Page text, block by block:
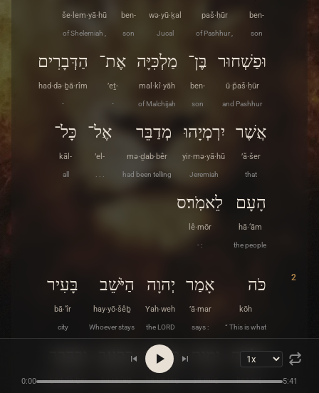
ben-
son
paš·ḥūr
of Pashhur ,
wə·yū·ḵal
Jucal
ben-
son
še·lem·yā·hū
of Shelemiah ,
וּפַשְׁחוּר
ū·p̄aš·ḥūr
and Pashhur
בֶּן־
ben-
son
מַלְכִּיָּה
mal·kî·yāh
of Malchijah
אֶת־
’eṯ-
-
הַדְּבָרִים
had·də·ḇā·rîm
-
אֲשֶׁר
’ă·šer
that
יִרְמְיָהוּ
yir·mə·yā·hū
Jeremiah
מְדַבֵּר
mə·ḏab·bêr
had been telling
אֶל־
’el-
. . .
כָּל־
kāl-
all
הָעָם
hā·‘ām
the people
לֵאמֹֽר׃ס
lê·mōr
- :
2 כֹּה
kōh
“ This is what
אָמַר
’ā·mar
says :
יְהוָה
Yah·weh
the LORD
הַיֹּשֵׁב
hay·yō·šêḇ
Whoever stays
בָּעִיר
bā·‘îr
city
הַזֹּאת
haz·zōṯ
yā·mūṯ
בַּחֶרֶב
ba·ḥe·reḇ
בָּרָעָב
bā·rā·‘āḇ
ū·ḇad·dā·ḇer
0:00 5:41